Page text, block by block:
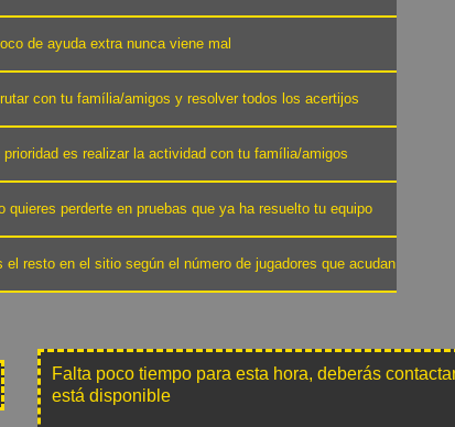
de ayuda extra nunca viene mal
con tu família/amigos y resolver todos los acertijos
es realizar la actividad con tu família/amigos
quieres perderte en pruebas que ya ha resuelto tu equipo
el resto en el sitio según el número de jugadores que acudan
Falta poco tiempo para esta hora, deberás
está disponible